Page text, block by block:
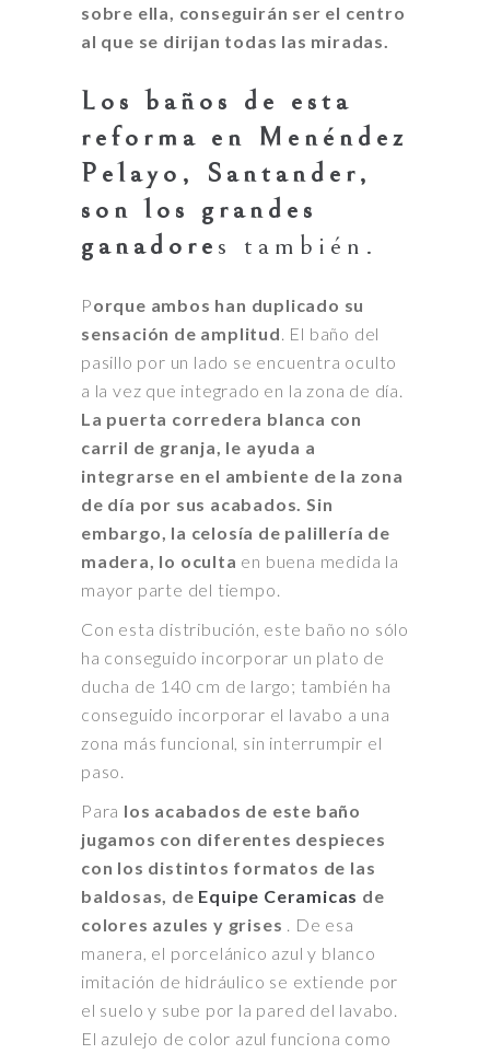
sobre ella, conseguirán ser el centro
al que se dirijan todas las miradas.
Los baños de esta
reforma en Menéndez
Pelayo, Santander,
son los grandes
ganadore s también.
Porque ambos han duplicado su
sensación de amplitud . El baño del
pasillo por un lado se encuentra oculto
a la vez que integrado en la zona de día.
La puerta corredera blanca con
carril de granja, le ayuda a
integrarse en el ambiente de la zona
de día por sus acabados. Sin
embargo, la celosía de palillería de
madera, lo oculta en buena medida la
mayor parte del tiempo.
Con esta distribución, este baño no sólo
ha conseguido incorporar un plato de
ducha de 140 cm de largo; también ha
conseguido incorporar el lavabo a una
zona más funcional, sin interrumpir el
paso.
Para los acabados de este baño
jugamos con diferentes despieces
con los distintos formatos de las
baldosas, de Equipe Ceramicas de
colores azules y grises . De esa
manera, el porcelánico azul y blanco
imitación de hidráulico se extiende por
el suelo y sube por la pared del lavabo.
El azulejo de color azul funciona como